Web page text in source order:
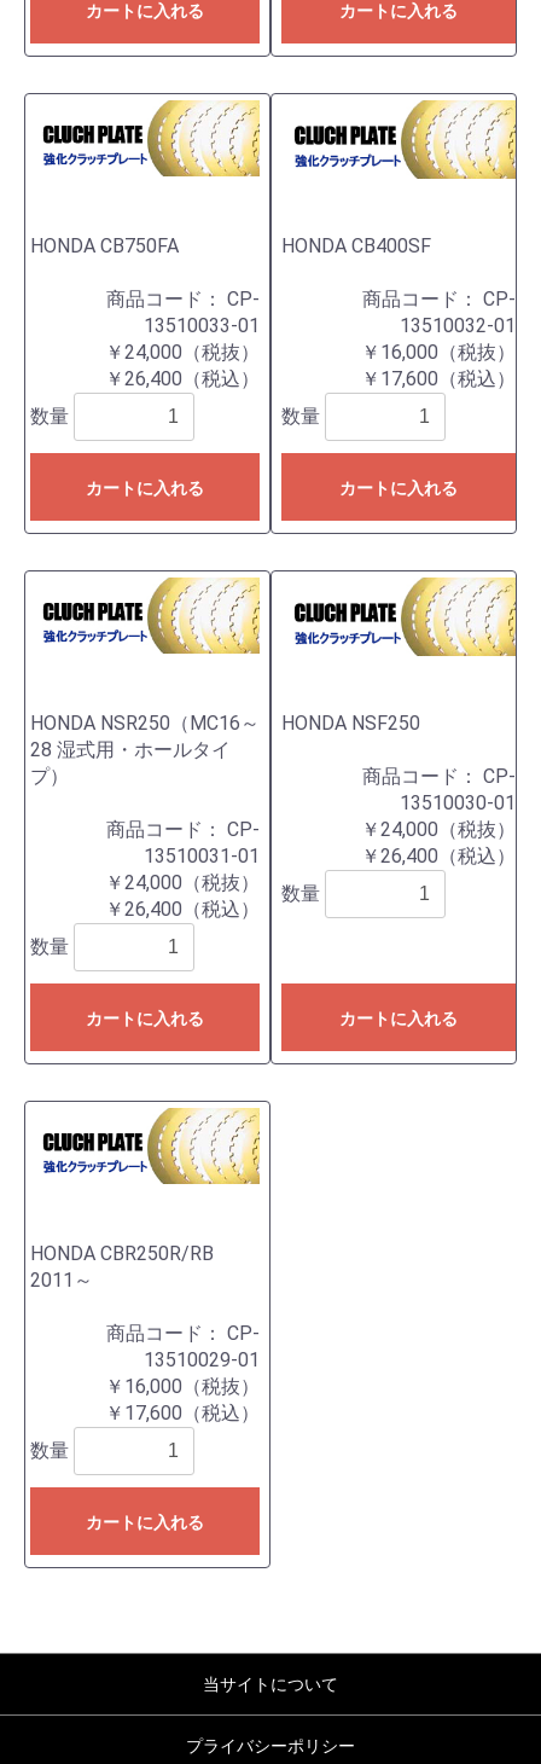
カートに入れる カートに入れる
HONDA CB750FA
商品コード： CP-
13510033-01
￥24,000（税抜）
￥26,400（税込）
数量
カートに入れる
HONDA CB400SF
商品コード： CP-
13510032-01
￥16,000（税抜）
￥17,600（税込）
数量
カートに入れる
HONDA NSR250（MC16～
28 湿式用・ホールタイ
プ）
商品コード： CP-
13510031-01
￥24,000（税抜）
￥26,400（税込）
数量
カートに入れる
HONDA NSF250
商品コード： CP-
13510030-01
￥24,000（税抜）
￥26,400（税込）
数量
カートに入れる
HONDA CBR250R/RB
2011～
商品コード： CP-
13510029-01
￥16,000（税抜）
￥17,600（税込）
数量
カートに入れる
当サイトについて
プライバシーポリシー